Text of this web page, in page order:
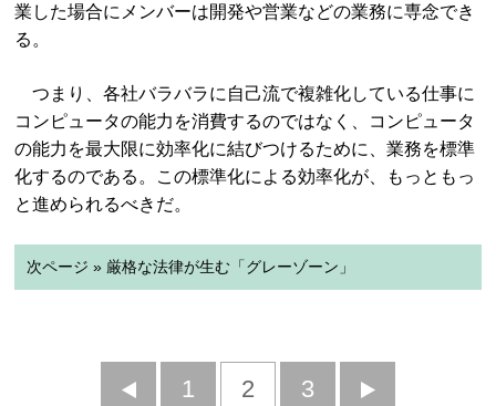
業した場合にメンバーは開発や営業などの業務に専念でき
る。
つまり、各社バラバラに自己流で複雑化している仕事に
コンピュータの能力を消費するのではなく、コンピュータ
の能力を最大限に効率化に結びつけるために、業務を標準
化するのである。この標準化による効率化が、もっともっ
と進められるべきだ。
次ページ » 厳格な法律が生む「グレーゾーン」
前
1 2 3